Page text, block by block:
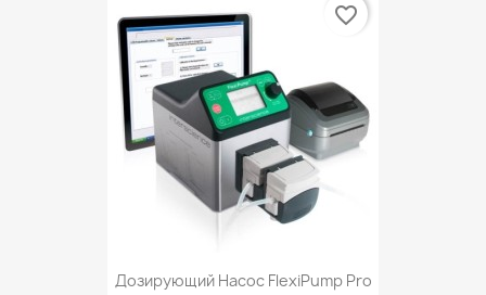
Дозирующий Насос FlexiPump Pro
favorite_border